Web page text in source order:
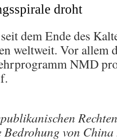
droht
dem Ende des
weltweit. Vor allem
NMD
von China